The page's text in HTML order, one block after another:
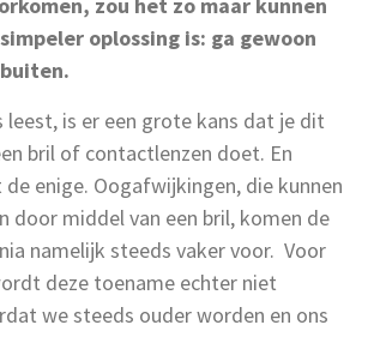
oplossing is: ga gewoon
leest, is er een grote kans dat je dit
bril of contactlenzen doet. En
de enige. Oogafwijkingen, die kunnen
door middel van een bril, komen de
namelijk steeds vaker voor. Voor
deze toename echter niet
we steeds ouder worden en ons